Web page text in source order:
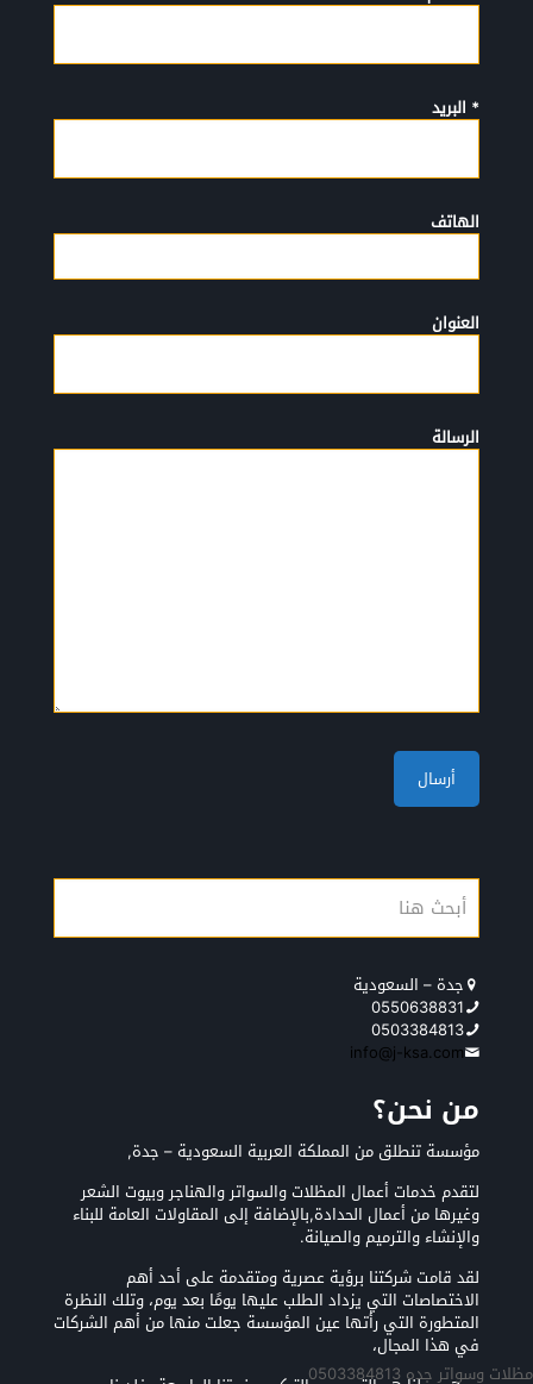
* البريد
الهاتف
العنوان
الرسالة
جدة – السعودية
0550638831
0503384813
info@j-ksa.com
من نحن؟
مؤسسة تنطلق من المملكة العربية السعودية – جدة,
لتقدم خدمات أعمال المظلات والسواتر والهناجر وبيوت الشعر
وغيرها من أعمال الحدادة,بالإضافة إلى المقاولات العامة للبناء
والإنشاء والترميم والصيانة.
لقد قامت شركتنا برؤية عصرية ومتقدمة على أحد أهم
الاختصاصات التي يزداد الطلب عليها يومًا بعد يوم، وتلك النظرة
المتطورة التي رأتها عين المؤسسة جعلت منها من أهم الشركات
في هذا المجال،
مظلات وسواتر جده 0503384813